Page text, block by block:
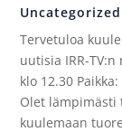
Uncategorized
Tervetuloa
uutisia IRR-
klo 12.30
Olet lämpimästi
kuulemaan